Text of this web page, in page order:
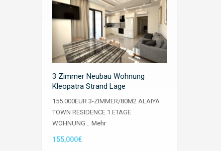
3 Zimmer Neubau Wohnung
Kleopatra Strand Lage
155.000EUR 3-ZIMMER/80M2 ALAIYA
TOWN RESIDENCE 1.ETAGE
WOHNUNG… Mehr
155,000€